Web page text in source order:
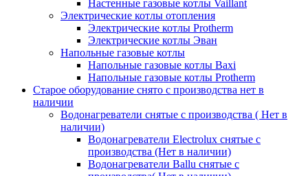
Настенные газовые котлы Vaillant
Электрические котлы отопления
Электрические котлы Protherm
Электрические котлы Эван
Напольные газовые котлы
Напольные газовые котлы Baxi
Напольные газовые котлы Protherm
Старое оборудование снято с производства нет в
наличии
Водонагреватели снятые с производства ( Нет в
наличии)
Водонагреватели Electrolux снятые с
производства (Нет в наличии)
Водонагреватели Ballu снятые с